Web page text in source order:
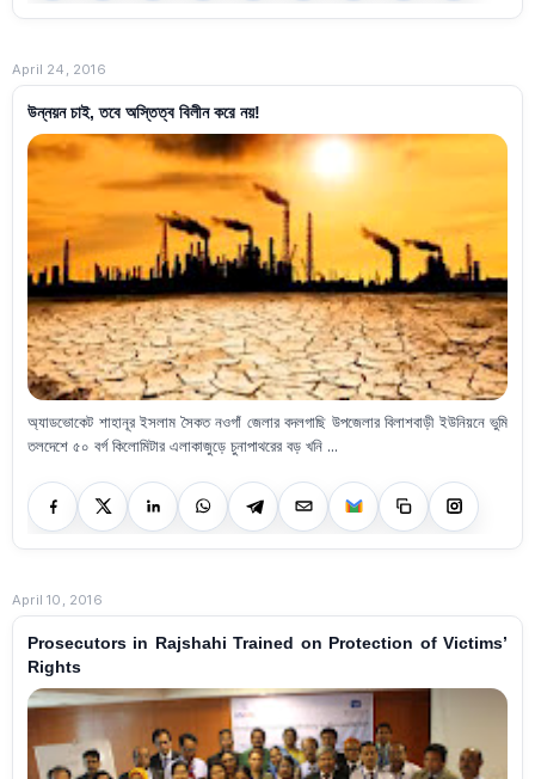
April 24, 2016
উন্নয়ন চাই, তবে অস্তিত্ব বিলীন করে নয়!
অ্যাডভোকেট শাহানূর ইসলাম সৈকত নওগাঁ জেলার বদলগাছি উপজেলার বিলাশবাড়ী ইউনিয়নে ভুমি
তলদেশে ৫০ বর্গ কিলোমিটার এলাকাজুড়ে চুনাপাথরের বড় খনি ...
April 10, 2016
Prosecutors in Rajshahi Trained on Protection of Victims’
Rights